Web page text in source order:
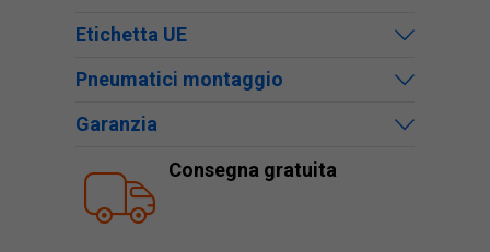
Etichetta UE
Pneumatici montaggio
Garanzia
Consegna gratuita